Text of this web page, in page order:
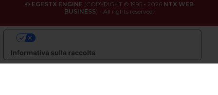
© EGESTX ENGINE (COPYRIGHT © 1995 - 2026 NTX WEB
BUSINESS) - All rights reserved.
Informativa sulla raccolta